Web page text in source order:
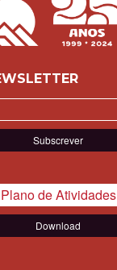
Plano de Atividades
Download